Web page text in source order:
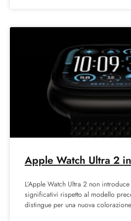
Apple Watch Ultra 2
L’Apple Watch Ultra 2 non
significativi rispetto al modello
distingue per una nuova